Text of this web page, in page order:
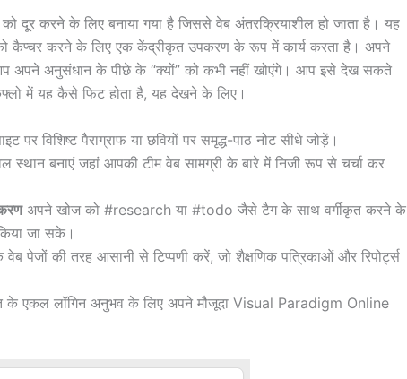
दूर करने के लिए बनाया गया है जिससे वेब अंतरक्रियाशील हो जाता है। यह
को कैप्चर करने के लिए एक केंद्रीकृत उपकरण के रूप में कार्य करता है। अपने
अपने अनुसंधान के पीछे के “क्यों” को कभी नहीं खोएंगे। आप इसे देख सकते
में यह कैसे फिट होता है, यह देखने के लिए।
पर विशिष्ट पैराग्राफ या छवियों पर समृद्ध-पाठ नोट सीधे जोड़ें।
स्थान बनाएं जहां आपकी टीम वेब सामग्री के बारे में निजी रूप से चर्चा कर
अपने खोज को #research या #todo जैसे टैग के साथ वर्गीकृत करने के
जा सके।
पेजों की तरह आसानी से टिप्पणी करें, जो शैक्षणिक पत्रिकाओं और रिपोर्ट्स
के एकल लॉगिन अनुभव के लिए अपने मौजूदा Visual Paradigm Online